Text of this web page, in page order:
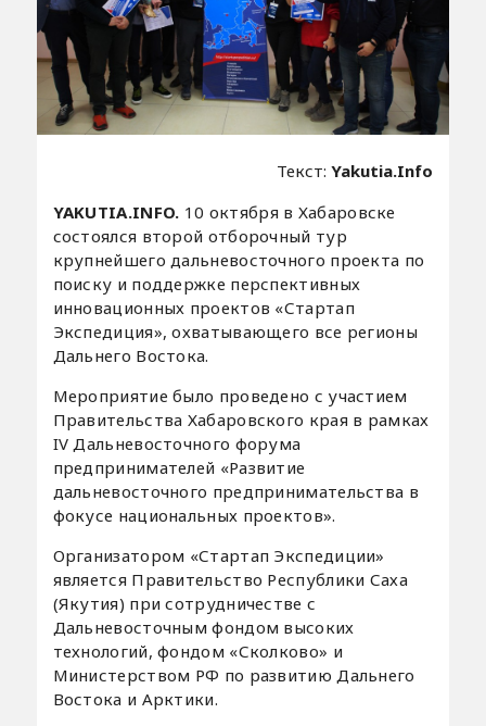
Текст:Yakutia.Info
YAKUTIA.INFO. 10 октября в Хабаровске
состоялся второй отборочный тур
крупнейшего дальневосточного проекта по
поиску и поддержке перспективных
инновационных проектов «Стартап
Экспедиция», охватывающего все регионы
Дальнего Востока.
Мероприятие было проведено с участием
Правительства Хабаровского края в рамках
IV Дальневосточного форума
предпринимателей «Развитие
дальневосточного предпринимательства в
фокусе национальных проектов».
Организатором «Стартап Экспедиции»
является Правительство Республики Саха
(Якутия) при сотрудничестве с
Дальневосточным фондом высоких
технологий, фондом «Сколково» и
Министерством РФ по развитию Дальнего
Востока и Арктики.